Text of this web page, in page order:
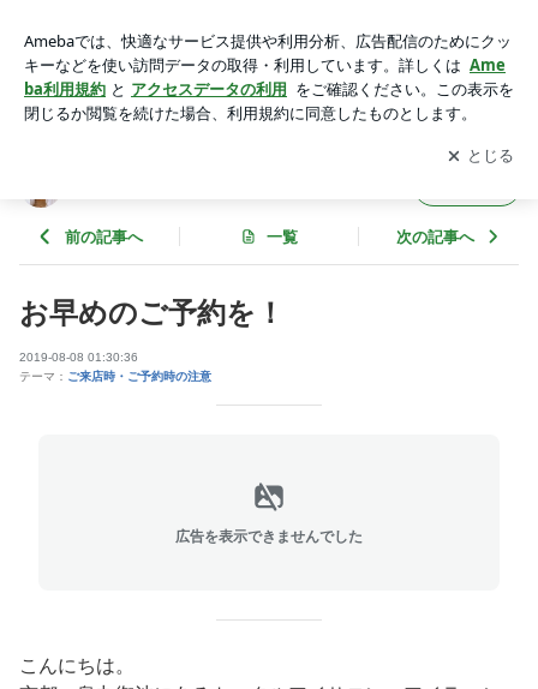
ト）
アプリをダウンロードして ブログの更新通知
を受け取りまし
ょう。
開く
前の記事へ 一覧 次の記事へ
お早めのご予約を！
2019-08-08 01:30:36
テーマ： ご来店時・ご予約時の注意
広告を表示できませんでした
こんにちは。